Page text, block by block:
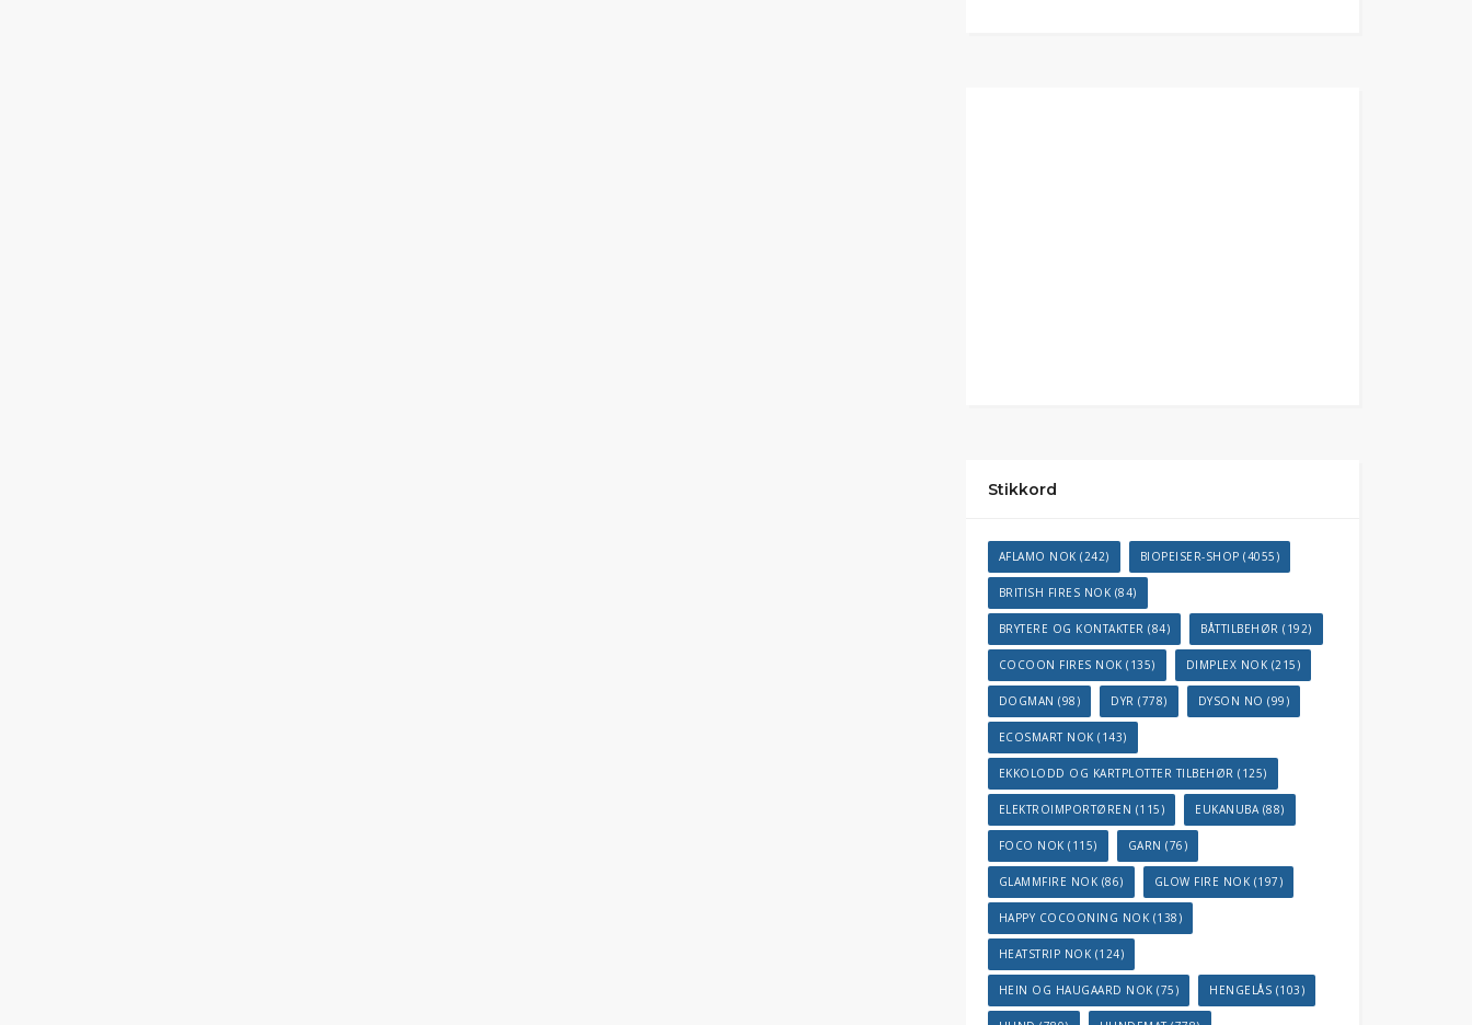
Stikkord
AFLAMO NOK (242) BIOPEISER-SHOP (4055)
BRITISH FIRES NOK (84)
BRYTERE OG KONTAKTER (84) BÅTTILBEHØR (192)
COCOON FIRES NOK (135) DIMPLEX NOK (215)
DOGMAN (98) DYR (778) DYSON NO (99)
ECOSMART NOK (143)
EKKOLODD OG KARTPLOTTER TILBEHØR (125)
ELEKTROIMPORTØREN (115) EUKANUBA(88)
FOCO NOK (115) GARN (76)
GLAMMFIRE NOK (86) GLOW FIRE NOK (197)
HAPPY COCOONING NOK (138)
HEATSTRIP NOK (124)
HEIN OG HAUGAARD NOK (75) HENGELÅS (103)